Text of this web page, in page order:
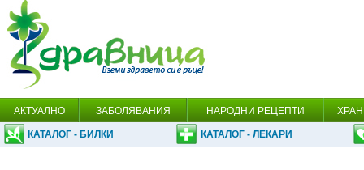
АКТУАЛНО ЗАБОЛЯВАНИЯ НАРОДНИ РЕЦЕПТИ
КАТАЛОГ - БИЛКИ КАТАЛОГ - ЛЕКАРИ